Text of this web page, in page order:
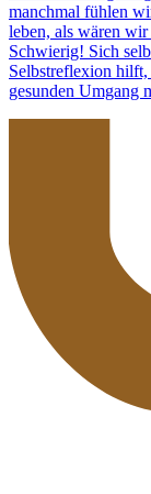
manchmal fühlen
leben, als wären wir
Schwierig! Sich
Selbstreflexion
gesunden Umgang